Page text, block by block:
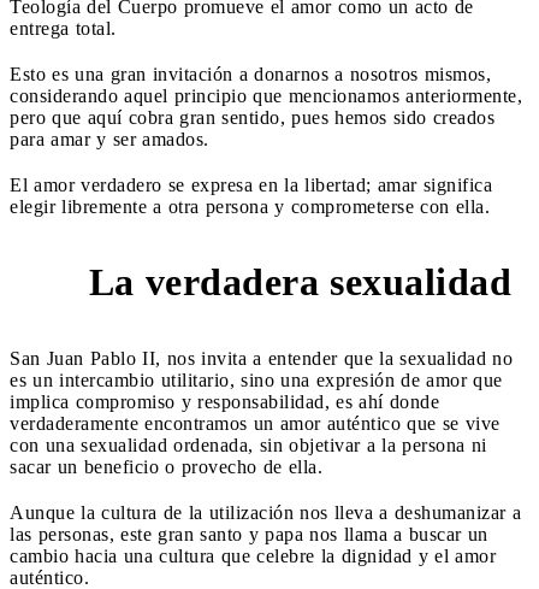
Teología del Cuerpo promueve el amor como un acto de
entrega total.
Esto es una gran invitación a donarnos a nosotros mismos,
considerando aquel principio que mencionamos anteriormente,
pero que aquí cobra gran sentido, pues hemos sido creados
para amar y ser amados.
El amor verdadero se expresa en la libertad; amar significa
elegir libremente a otra persona y comprometerse con ella.
La verdadera sexualidad
San Juan Pablo II, nos invita a entender que la sexualidad no
es un intercambio utilitario, sino una expresión de amor que
implica compromiso y responsabilidad, es ahí donde
verdaderamente encontramos un amor auténtico que se vive
con una sexualidad ordenada, sin objetivar a la persona ni
sacar un beneficio o provecho de ella.
Aunque la cultura de la utilización nos lleva a deshumanizar a
las personas, este gran santo y papa nos llama a buscar un
cambio hacia una cultura que celebre la dignidad y el amor
auténtico.